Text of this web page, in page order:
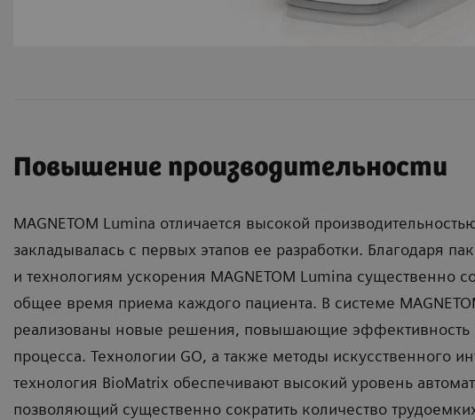
Повышение производительности
MAGNETOM Lumina отличается высокой
закладывалась с первых этапов ее разработки. Благодаря
и технологиям ускорения MAGNETOM Lumina существенно
общее время приема каждого пациента. В системе
реализованы новые решения, повышающие эффективность
процесса. Технологии GO, а также методы искусственного
технология BioMatrix обеспечивают высокий уровень
позволяющий существенно сократить количество